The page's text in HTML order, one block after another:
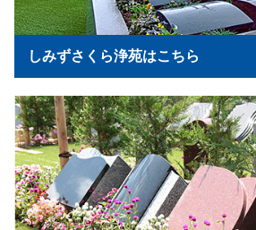
しみずさくら浄苑はこちら